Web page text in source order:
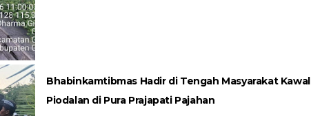
Bhabinkamtibmas Hadir di Tengah Masyarakat Kawal
Piodalan di Pura Prajapati Pajahan